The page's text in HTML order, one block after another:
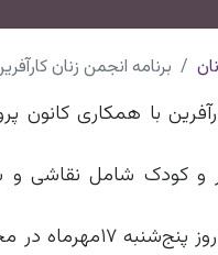
برنامه انجمن زنان
با همکاری کانون
و کودک شامل نقاشی
این برنامه نیم